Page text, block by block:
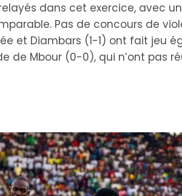
dans cet exercice, avec
Pas de concours de
et Diambars (1-1) ont fait jeu
de Mbour (0-0), qui n’ont pas